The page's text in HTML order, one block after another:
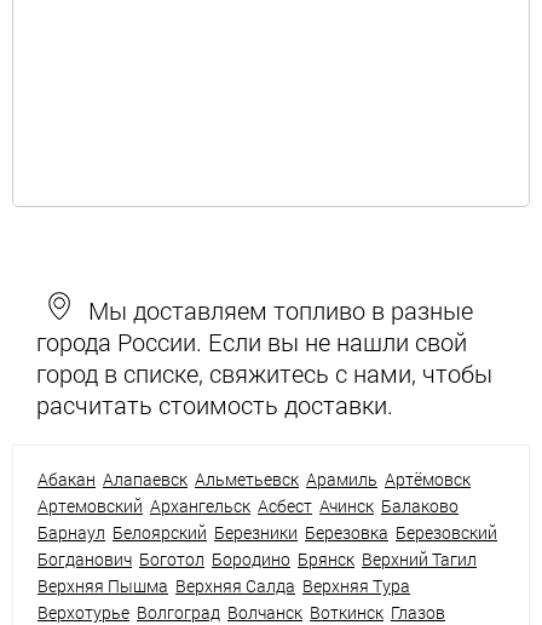
Мы доставляем топливо в разные
города России. Если вы не нашли свой
город в списке, свяжитесь с нами, чтобы
расчитать стоимость доставки.
Абакан Алапаевск Альметьевск Арамиль Артёмовск
Артемовский Архангельск Асбест Ачинск Балаково
Барнаул Белоярский Березники Березовка Березовский
Богданович Боготол Бородино Брянск Верхний Тагил
Верхняя Пышма Верхняя Салда Верхняя Тура
Верхотурье Волгоград Волчанск Воткинск Глазов